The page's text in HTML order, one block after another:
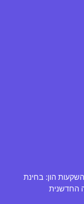
הון: בחינת
החדשנית